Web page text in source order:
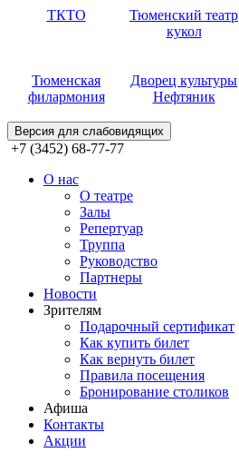
ТКТО
Тюменский театр
кукол
Тюменская
филармония
Дворец культуры
Нефтяник
Версия для слабовидящих
+7 (3452) 68-77-77
О нас
О театре
Залы
Репертуар
Труппа
Руководство
Партнеры
Новости
Зрителям
Подарочный сертификат
Как купить билет
Как вернуть билет
Правила посещения
Бронирование столиков
Афиша
Контакты
Акции